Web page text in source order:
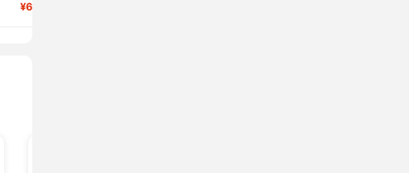
¥6,380